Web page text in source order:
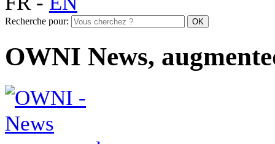
Recherche pour:
OWNI News,